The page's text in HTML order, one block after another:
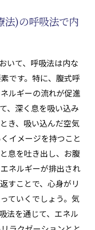
)の基本を学びエ
療法)の基本的な動
めの気功治療(天啓
療法)の基礎を習得
ステップガイド
啓気功治療や療法)
する気功治療(天
法)の呼吸法で内
いて、呼吸法は内な
です。特に、腹式呼
ルギーの流れが促進
、深く息を吸い込み
き、吸い込んだ空気
イメージを持つこと
息を吐き出し、お腹
ネルギーが排出され
すことで、心身がリ
ていくでしょう。気
法を通じて、エネル